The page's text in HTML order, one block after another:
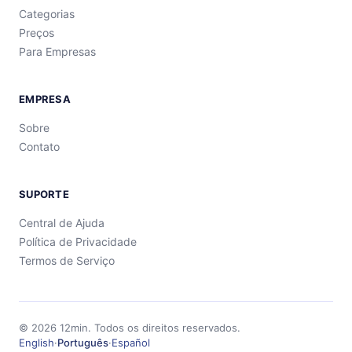
Categorias
Preços
Para Empresas
EMPRESA
Sobre
Contato
SUPORTE
Central de Ajuda
Política de Privacidade
Termos de Serviço
© 2026 12min. Todos os direitos reservados.
English·Português·Español